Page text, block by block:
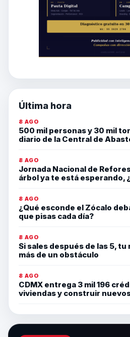
Última hora
8 AGO
500 mil personas y 30 mil
diario de la Central de
8 AGO
Jornada Nacional de
árbol ya te está esperando,
8 AGO
¿Qué esconde el Zócalo
que pisas cada día?
8 AGO
Si sales después de las 5,
más de un obstáculo
8 AGO
CDMX entrega 3 mil 196
viviendas y construir